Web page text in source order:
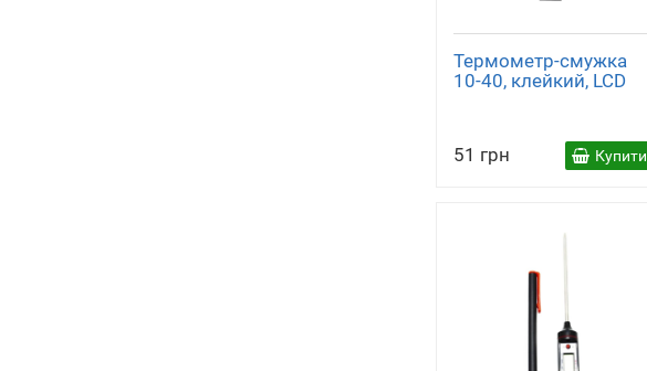
Термометр-смужка
10-40, клейкий, LCD
51 грн Купити